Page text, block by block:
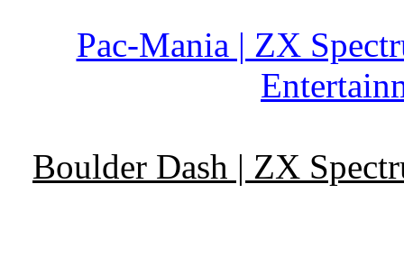
Pac-Mania | ZX
Boulder Dash | ZX